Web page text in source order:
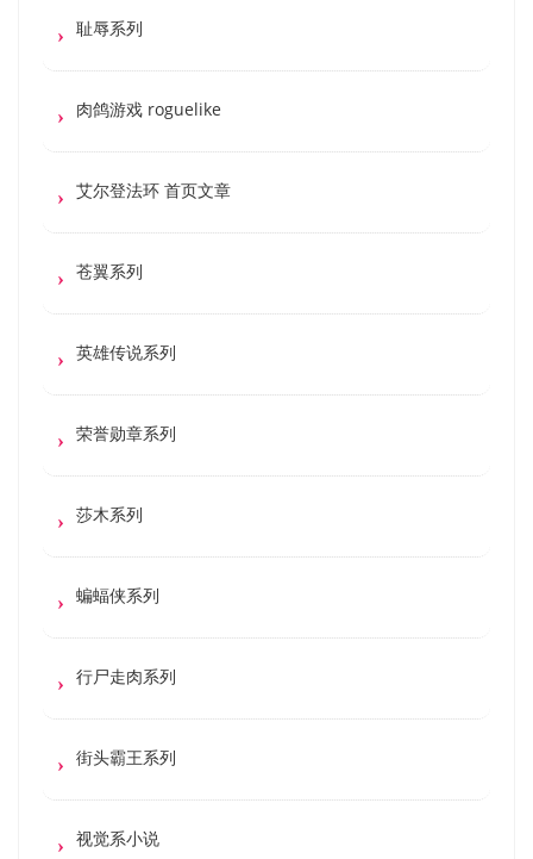
耻辱系列
肉鸽游戏 roguelike
艾尔登法环 首页文章
苍翼系列
英雄传说系列
荣誉勋章系列
莎木系列
蝙蝠侠系列
行尸走肉系列
街头霸王系列
视觉系小说